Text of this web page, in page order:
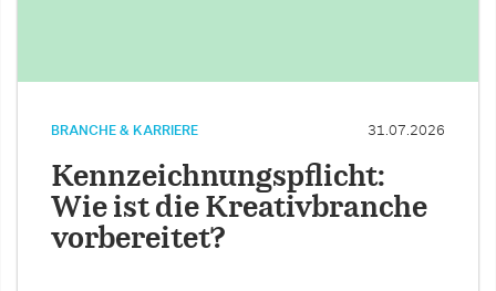
BRANCHE & KARRIERE 31.07.2026
Kennzeichnungspflicht:
Wie ist die Kreativbranche
vorbereitet?